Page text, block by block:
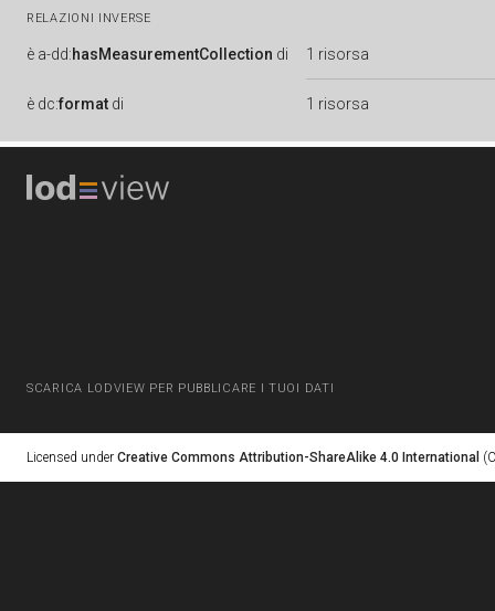
RELAZIONI INVERSE
è a-dd:hasMeasurementCollection di 1 risorsa
è dc:format di 1 risorsa
SCARICA LODVIEW PER PUBBLICARE I TUOI DATI
Licensed under Creative Commons Attribution-ShareAlike 4.0 International